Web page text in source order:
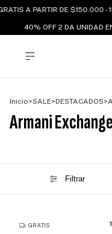
A PARTIR DE $150.000 -
40% OFF 2 DA UNIDAD
Inicio>SALE>DESTACADOS>
Armani
Filtrar
1
GRATIS